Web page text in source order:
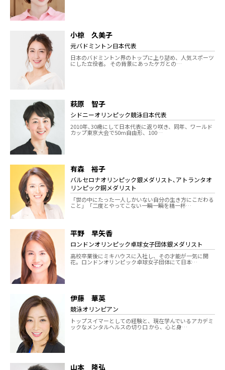
小椋 久美子
元バドミントン日本代表
日本のバドミントン界のトップに上り詰め、人気スポーツ
にした立役者。 その背景にあったケガとの…
萩原 智子
シドニーオリンピック競泳日本代表
2010年､30歳にして日本代表に返り咲き、同年、ワールド
カップ東京大会で50m自由形、100…
有森 裕子
バルセロナオリンピック銀メダリスト､アトランタオ
リンピック銅メダリスト
「世の中にたった一人しかいない自分の生き方にこだわる
こと」「二度とやってこない一瞬一瞬を精一杯…
平野 早矢香
ロンドンオリンピック卓球女子団体銀メダリスト
高校卒業後にミキハウスに入社し、その才能が一気に開
花。ロンドンオリンピック卓球女子団体にて日本…
伊藤 華英
競泳オリンピアン
トップスイマーとしての経験と、現在学んでいるアカデミ
ックなメンタルヘルスの切り口 から、心と身…
山本 隆弘